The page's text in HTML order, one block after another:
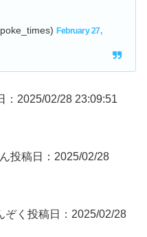
February 27,
：2025/02/28 23:09:51
投稿日：2025/02/28
く 投稿日：2025/02/28